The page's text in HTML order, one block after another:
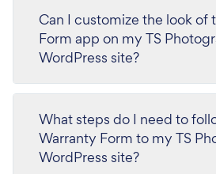
Can I customize the look of
Form app on my TS
WordPress site?
What steps do I need to
Warranty Form to my TS
WordPress site?